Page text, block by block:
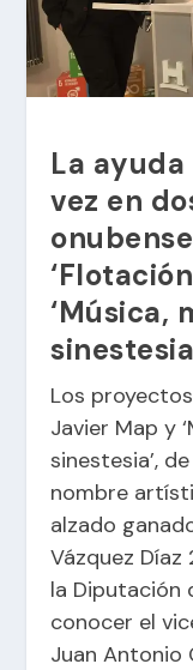
La
vez en
‘Música,
Los
Javier Map y
sinestesia’,
nombre
alzado
Vázquez
la Diputación
conocer el
Juan Antonio